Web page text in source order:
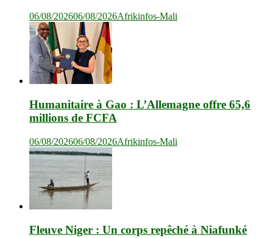
06/08/202606/08/2026Afrikinfos-Mali
Humanitaire à Gao : L’Allemagne offre 65,6
millions de FCFA
06/08/202606/08/2026Afrikinfos-Mali
Fleuve Niger : Un corps repêché à Niafunké